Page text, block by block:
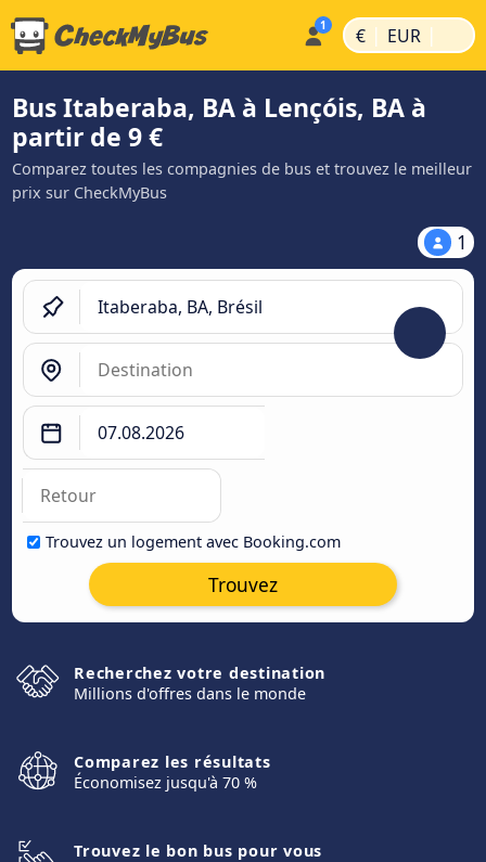
€ | EUR |
Bus Itaberaba, BA à Lençóis, BA à
partir de 9 €
Comparez toutes les compagnies de bus et trouvez le meilleur
prix sur CheckMyBus
1
Trouvez un logement avec Booking.com
Trouvez
Recherchez votre destination
Millions d'offres dans le monde
Comparez les résultats
Économisez jusqu'à 70 %
Trouvez le bon bus pour vous